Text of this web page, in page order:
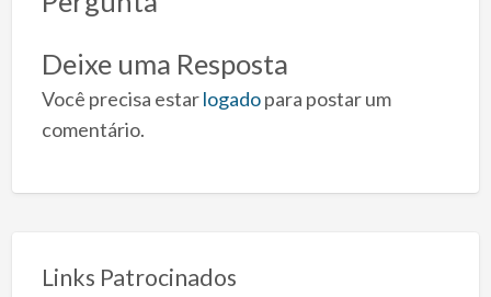
Deixe uma Resposta
Você precisa estarlogadopara postar um
comentário.
Links Patrocinados